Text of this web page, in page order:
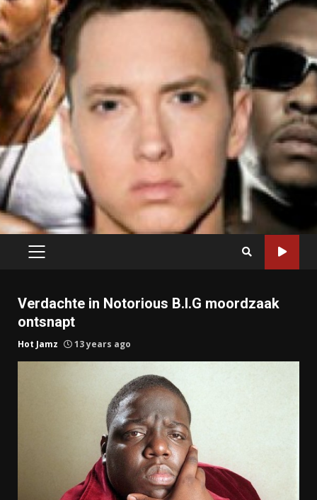
PRIMARY
Verdachte in Notorious B.I.G moordzaak
ontsnapt
Hot Jamz 13 years ago